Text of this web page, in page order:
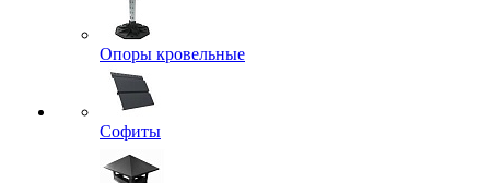
Опоры кровельные
Софиты